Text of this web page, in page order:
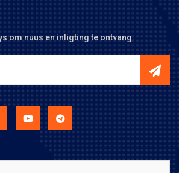
om nuus en inligting te ontvang.